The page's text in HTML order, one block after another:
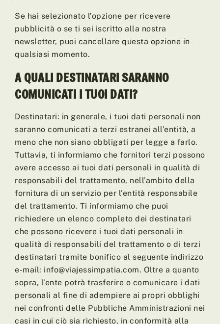
Se hai selezionato l’opzione per ricevere
pubblicità o se ti sei iscritto alla nostra
newsletter, puoi cancellare questa opzione in
qualsiasi momento.
A QUALI DESTINATARI SARANNO
COMUNICATI I TUOI DATI?
Destinatari: in generale, i tuoi dati personali non
saranno comunicati a terzi estranei all’entità, a
meno che non siano obbligati per legge a farlo.
Tuttavia, ti informiamo che fornitori terzi possono
avere accesso ai tuoi dati personali in qualità di
responsabili del trattamento, nell’ambito della
fornitura di un servizio per l’entità responsabile
del trattamento. Ti informiamo che puoi
richiedere un elenco completo dei destinatari
che possono ricevere i tuoi dati personali in
qualità di responsabili del trattamento o di terzi
destinatari tramite bonifico al seguente indirizzo
e-mail: info@viajessimpatia.com. Oltre a quanto
sopra, l’ente potrà trasferire o comunicare i dati
personali al fine di adempiere ai propri obblighi
nei confronti delle Pubbliche Amministrazioni nei
casi in cui ciò sia richiesto, in conformità alla